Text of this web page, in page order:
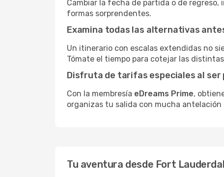
Cambiar la fecha de partida o de
formas sorprendentes.
Examina todas las alternativas
Un itinerario con escalas extendidas no
Tómate el tiempo para cotejar las
Disfruta de tarifas especiales al
Con la membresía eDreams Prime,
organizas tu salida con mucha
Tu aventura desde Fort